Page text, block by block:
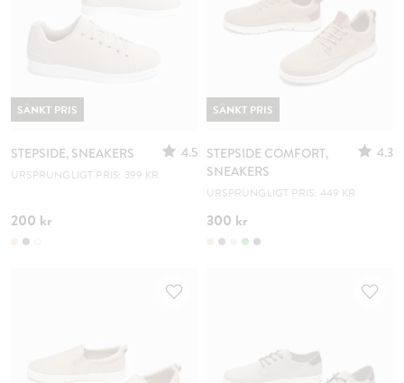
STEPSIDE, SNEAKERS 4.5
URSPRUNGLIGT PRIS: 399 KR
200 kr
SÄNKT PRIS
STEPSIDE COMFORT,
SNEAKERS
4.3
URSPRUNGLIGT PRIS: 449 KR
300 kr
SÄNKT PRIS